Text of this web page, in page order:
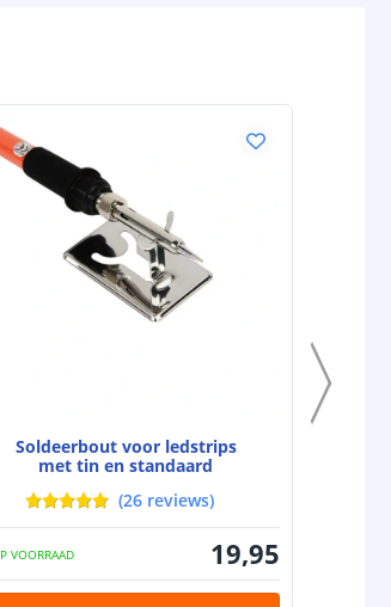
118 mm
71 mm
40 mm
5 jaar
enRoHS
Soldeerbout voor ledstrips
met tin en standaard
(26 reviews)
VOORRAAD 19,95